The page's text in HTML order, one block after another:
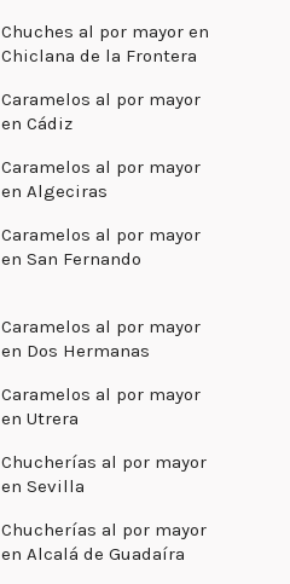
Chuches al por mayor en
Chiclana de la Frontera
Caramelos al por mayor
en Cádiz
Caramelos al por mayor
en Algeciras
Caramelos al por mayor
en San Fernando
Caramelos al por mayor
en Dos Hermanas
Caramelos al por mayor
en Utrera
Chucherías al por mayor
en Sevilla
Chucherías al por mayor
en Alcalá de Guadaíra